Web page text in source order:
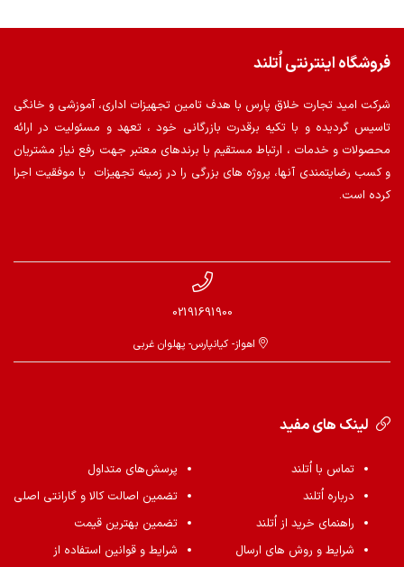
فروشگاه اینترنتی اُتلند
شرکت امید تجارت خلاق پارس با هدف تامین تجهیزات اداری، آموزشی و خانگی
تاسیس گردیده و با تکیه برقدرت بازرگانی خود ، تعهد و مسئولیت در ارائه
محصولات و خدمات ، ارتباط مستقیم با برندهای معتبر جهت رفع نیاز مشتریان
و کسب رضایتمندی آنها، پروژه های بزرگی را در زمینه تجهیزات با موفقیت اجرا
کرده است.
02191691900
اهواز- کیانپارس- پهلوان غربی
لینک های مفید
تماس با اُتلند
درباره اُتلند
راهنمای خرید از اُتلند
شرایط و روش های ارسال
پرسش‌های متداول
تضمین اصالت کالا و گارانتی اصلی
تضمین بهترین قیمت
شرایط و قوانین استفاده از